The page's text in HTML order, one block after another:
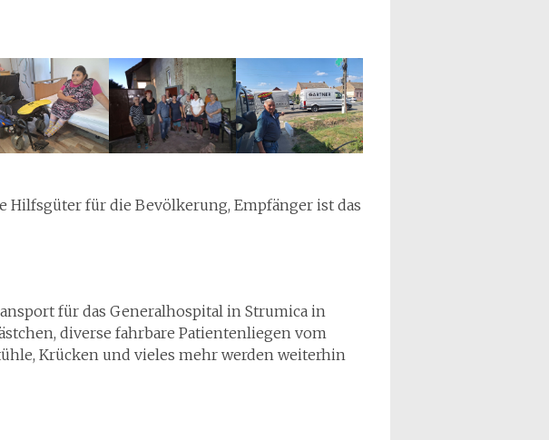
für die Bevölkerung, Empfänger ist das
für das Generalhospital in Strumica in
diverse fahrbare Patientenliegen vom
Krücken und vieles mehr werden weiterhin